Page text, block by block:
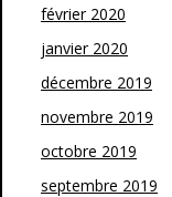
février 2020
janvier 2020
décembre 2019
novembre 2019
octobre 2019
septembre 2019